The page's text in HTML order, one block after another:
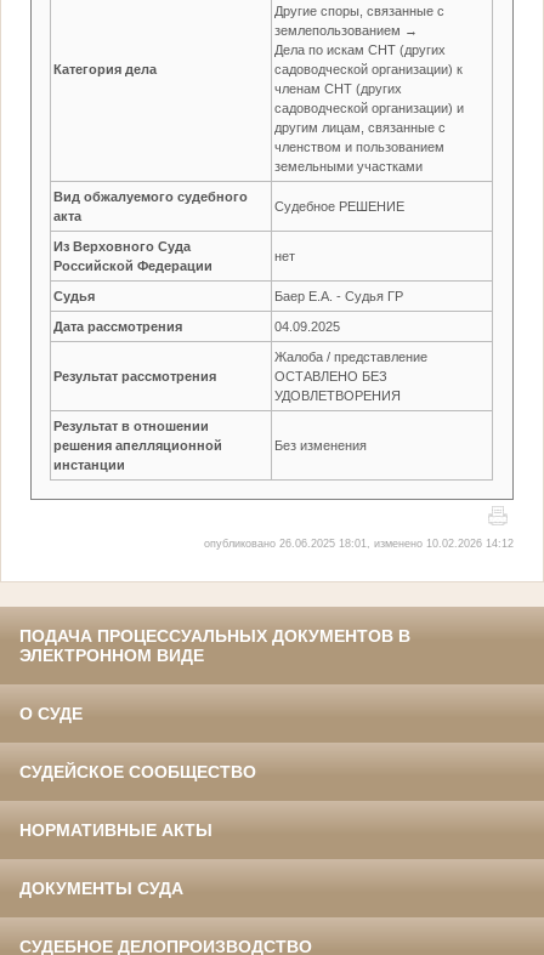
Категория дела
Другие споры, связанные с
землепользованием →
Дела по искам СНТ (других
садоводческой организации) к
членам СНТ (других
садоводческой организации) и
другим лицам, связанные с
членством и пользованием
земельными участками
Вид обжалуемого судебного
акта
Судебное РЕШЕНИЕ
Из Верховного Суда
Российской Федерации
нет
Судья Баер Е.А. - Судья ГР
Дата рассмотрения 04.09.2025
Результат рассмотрения
Жалоба / представление
ОСТАВЛЕНО БЕЗ
УДОВЛЕТВОРЕНИЯ
Результат в отношении
решения апелляционной
инстанции
Без изменения
опубликовано 26.06.2025 18:01, изменено 10.02.2026 14:12
ПОДАЧА ПРОЦЕССУАЛЬНЫХ ДОКУМЕНТОВ В
ЭЛЕКТРОННОМ ВИДЕ
О СУДЕ
СУДЕЙСКОЕ СООБЩЕСТВО
НОРМАТИВНЫЕ АКТЫ
ДОКУМЕНТЫ СУДА
СУДЕБНОЕ ДЕЛОПРОИЗВОДСТВО